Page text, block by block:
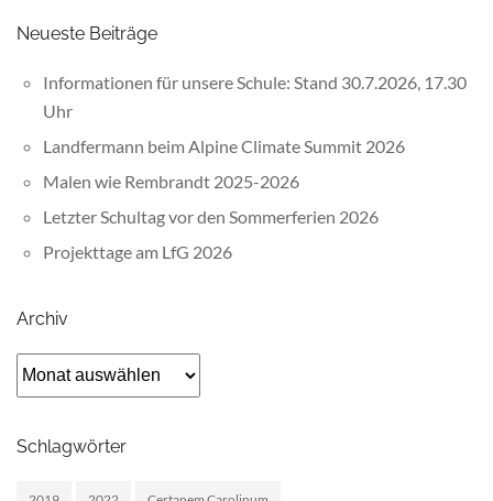
Neueste Beiträge
Informationen für unsere Schule: Stand 30.7.2026, 17.30
Uhr
Landfermann beim Alpine Climate Summit 2026
Malen wie Rembrandt 2025-2026
Letzter Schultag vor den Sommerferien 2026
Projekttage am LfG 2026
Archiv
Archiv
Schlagwörter